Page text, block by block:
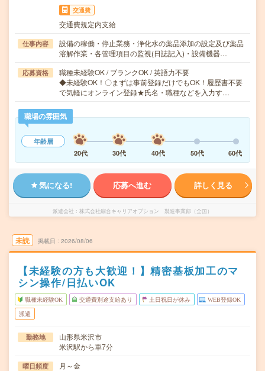
交通費
交通費規定内支給
仕事内容
設備の稼働・停止業務・浄化水の薬品添加の設定及び薬品
溶解作業・各管理項目の監視(日誌記入)・設備機器…
応募資格
職種未経験OK / ブランクOK / 英語力不要
◆未経験OK！〇まずは事前登録だけでもOK！履歴書不要
で気軽にオンライン登録★氏名・職種などを入力す…
職場の雰囲気
年齢層
20代
30代 40代 50代 60代
気になる! 応募へ進む 詳しく見る
派遣会社 株式会社綜合キャリアオプション 製造事業部（全国）
未読 掲載日 2026/08/06
【未経験の方も大歓迎！】精密基板加工のマ
シン操作/日払いOK
職種未経験OK 交通費別途支給あり 土日祝日が休み WEB登録OK
派遣
勤務地
山形県米沢市
米沢駅から車7分
曜日頻度 月～金